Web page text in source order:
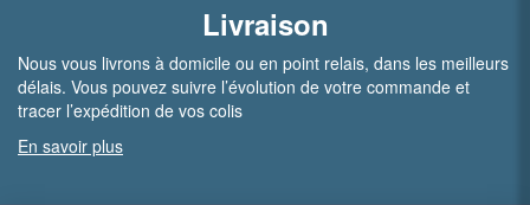
Livraison
Nous vous livrons à domicile ou en point relais, dans les meilleurs
délais. Vous pouvez suivre l’évolution de votre commande et
tracer l’expédition de vos colis
En savoir plus